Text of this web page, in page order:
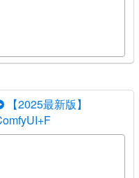
【2025最新版】